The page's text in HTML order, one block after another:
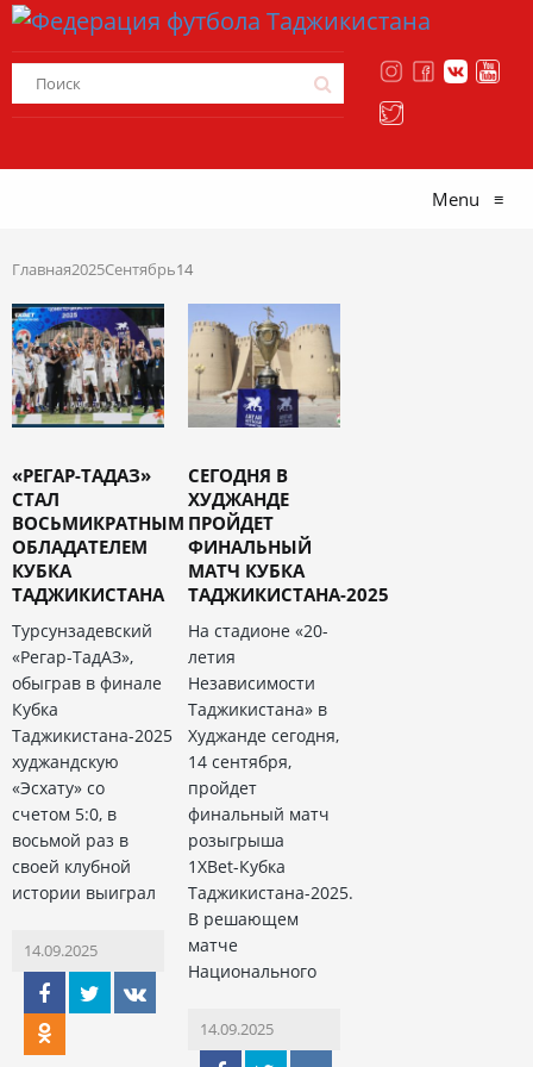
Menu ≡
Главная2025Сентябрь14
«РЕГАР-ТАДАЗ»
СТАЛ
ВОСЬМИКРАТНЫМ
ОБЛАДАТЕЛЕМ
КУБКА
ТАДЖИКИСТАНА
Турсунзадевский
«Регар-ТадАЗ»,
обыграв в финале
Кубка
Таджикистана-2025
худжандскую
«Эсхату» со
счетом 5:0, в
восьмой раз в
своей клубной
истории выиграл
14.09.2025
СЕГОДНЯ В
ХУДЖАНДЕ
ПРОЙДЕТ
ФИНАЛЬНЫЙ
МАТЧ КУБКА
ТАДЖИКИСТАНА-2025
На стадионе «20-
летия
Независимости
Таджикистана» в
Худжанде сегодня,
14 сентября,
пройдет
финальный матч
розыгрыша
1XBet-Кубка
Таджикистана-2025.
В решающем
матче
Национального
14.09.2025